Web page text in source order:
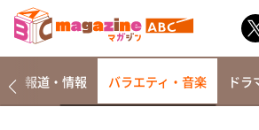
報道・情報 バラエティ・音楽 ドラ